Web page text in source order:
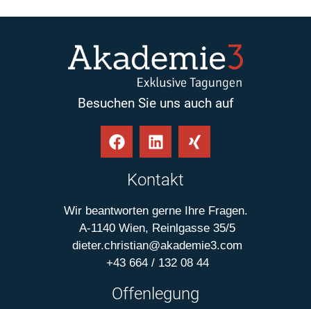
Besuchen Sie uns auch auf
Kontakt
Wir beantworten gerne Ihre Fragen.
A-1140 Wien, Reinlgasse 35/5
dieter.christian@akademie3.com
+43 664 / 132 08 44
Offenlegung